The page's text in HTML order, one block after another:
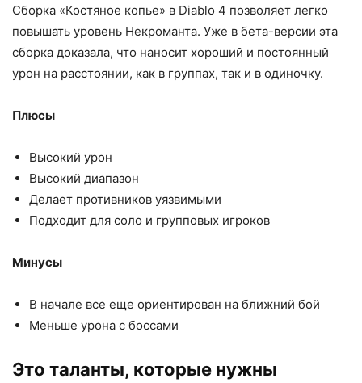
Сборка «Костяное копье» в Diablo 4 позволяет легко
повышать уровень Некроманта. Уже в бета-версии эта
сборка доказала, что наносит хороший и постоянный
урон на расстоянии, как в группах, так и в одиночку.
Плюсы
Высокий урон
Высокий диапазон
Делает противников уязвимыми
Подходит для соло и групповых игроков
Минусы
В начале все еще ориентирован на ближний бой
Меньше урона с боссами
Это таланты, которые нужны